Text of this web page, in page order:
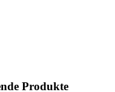
Produkte